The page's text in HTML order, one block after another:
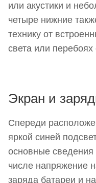
или акустики и
четыре нижние
технику от
света или перебоях
Экран и
Спереди
яркой синей
основные сведения
числе напряжение
заряда батареи и